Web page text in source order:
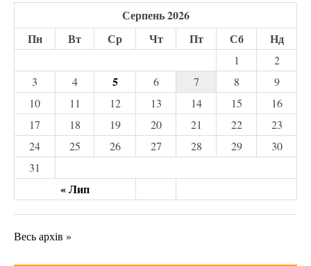
Серпень 2026
Пн
Вт Ср Чт Пт Сб Нд
« Лип
1
2
3
4 5 6 7 8
9
10
11 12 13 14 15
16
17
18 19 20 21 22
23
24
25 26 27 28 29
30
31
Весь архів »